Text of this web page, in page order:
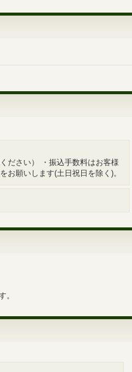
ださい） ・振込手数料はお客様
お願いします(土日祝日を除く)。
。